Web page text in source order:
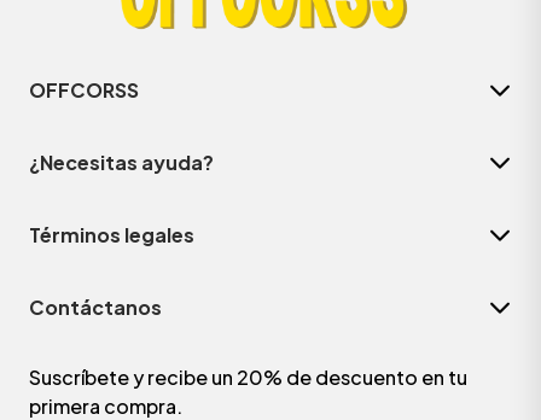
OFFCORSS
¿Necesitas ayuda?
Términos legales
Contáctanos
Suscríbete y recibe un 20% de descuento en tu
primera compra.